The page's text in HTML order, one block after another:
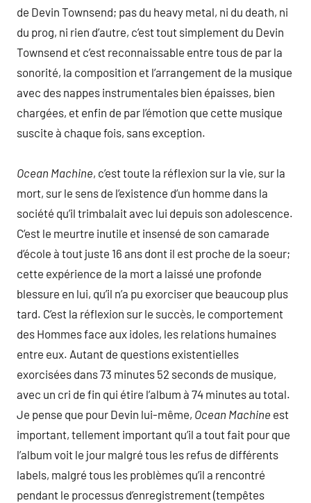
de Devin Townsend; pas du heavy metal, ni du death, ni
du prog, ni rien d’autre, c’est tout simplement du Devin
Townsend et c’est reconnaissable entre tous de par la
sonorité, la composition et l’arrangement de la musique
avec des nappes instrumentales bien épaisses, bien
chargées, et enfin de par l’émotion que cette musique
suscite à chaque fois, sans exception.
Ocean Machine, c’est toute la réflexion sur la vie, sur la
mort, sur le sens de l’existence d’un homme dans la
société qu’il trimbalait avec lui depuis son adolescence.
C’est le meurtre inutile et insensé de son camarade
d’école à tout juste 16 ans dont il est proche de la soeur;
cette expérience de la mort a laissé une profonde
blessure en lui, qu’il n’a pu exorciser que beaucoup plus
tard. C’est la réflexion sur le succès, le comportement
des Hommes face aux idoles, les relations humaines
entre eux. Autant de questions existentielles
exorcisées dans 73 minutes 52 seconds de musique,
avec un cri de fin qui étire l’album à 74 minutes au total.
Je pense que pour Devin lui-même, Ocean Machine est
important, tellement important qu’il a tout fait pour que
l’album voit le jour malgré tous les refus de différents
labels, malgré tous les problèmes qu’il a rencontré
pendant le processus d’enregistrement (tempêtes